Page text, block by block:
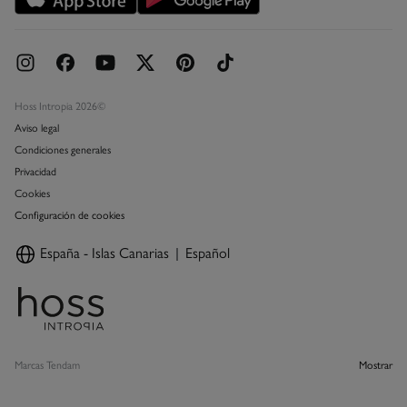
Hoss Intropia 2026©
Aviso legal
Condiciones generales
Privacidad
Cookies
Configuración de cookies
España - Islas Canarias Español
Marcas Tendam Mostrar